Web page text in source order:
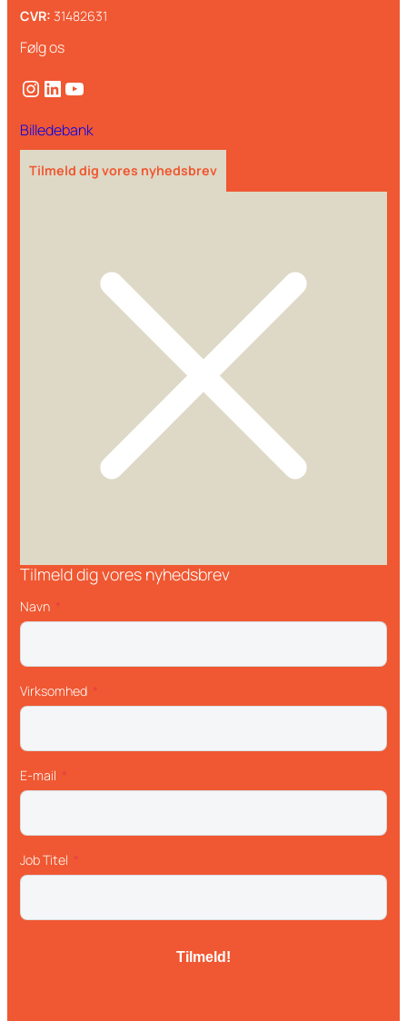
CVR: 31482631
Følg os
Instagram LinkedIn YouTube
Billedebank
Tilmeld dig vores nyhedsbrev
Tilmeld dig vores nyhedsbrev
Navn
Virksomhed
E-mail
Job Titel
Tilmeld!